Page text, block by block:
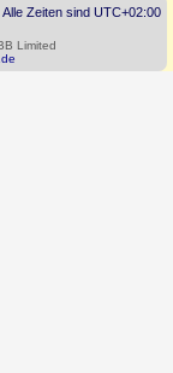
Alle Zeiten sind UTC+02:00
Limited